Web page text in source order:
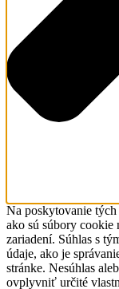
Na poskytovanie tých
ako sú súbory cookie
zariadení. Súhlas s
údaje, ako je
stránke. Nesúhlas
ovplyvniť určité